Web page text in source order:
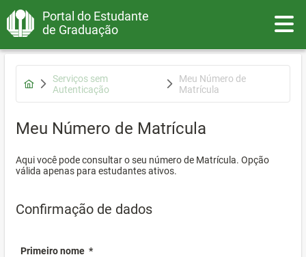
Portal do Estudante
de Graduação
Serviços sem
Autenticação
Meu Número de
Matrícula
Meu Número de Matrícula
Aqui você pode consultar o seu número de Matrícula. Opção
válida apenas para estudantes ativos.
Confirmação de dados
Primeiro nome *